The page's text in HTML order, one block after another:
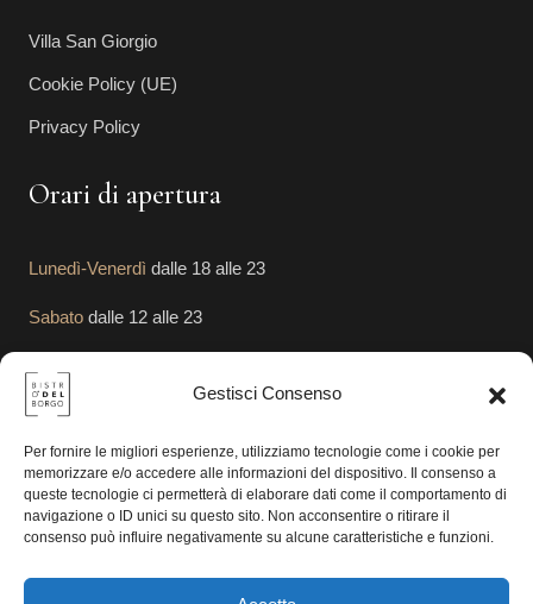
Gestisci Consenso
Per fornire le migliori esperienze, utilizziamo tecnologie come i cookie per
memorizzare e/o accedere alle informazioni del dispositivo. Il consenso a
queste tecnologie ci permetterà di elaborare dati come il comportamento di
navigazione o ID unici su questo sito. Non acconsentire o ritirare il
consenso può influire negativamente su alcune caratteristiche e funzioni.
Villa San Giorgio
Cookie Policy (UE)
Privacy Policy
Orari di apertura
Lunedì-Venerdì dalle 18 alle 23
Sabato dalle 12 alle 23